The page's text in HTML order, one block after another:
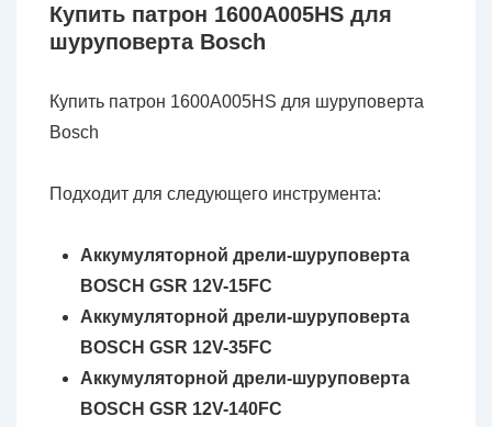
Купить патрон 1600A005HS для
шуруповерта Bosch
Купить патрон 1600A005HS для шуруповерта
Bosch
Подходит для следующего инструмента:
Аккумуляторной дрели-шуруповерта
BOSCH GSR 12V-15FC
Аккумуляторной дрели-шуруповерта
BOSCH GSR 12V-35FC
Аккумуляторной дрели-шуруповерта
BOSCH GSR 12V-140FC